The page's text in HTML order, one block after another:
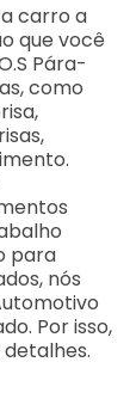
carro a
que você
Pára-
como
para
nós
Por isso,